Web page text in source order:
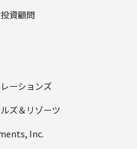
資顧問
ーションズ
ズ＆リゾーツ
Inc.